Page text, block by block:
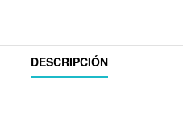
DESCRIPCIÓN